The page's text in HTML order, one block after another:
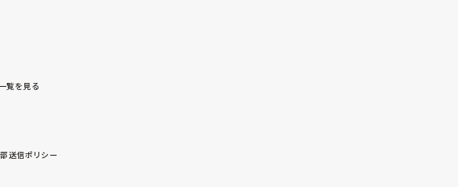
覧を見る
送信ポリシー